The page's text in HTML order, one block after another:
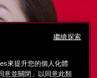
來提升您的個人化體
意並關閉」以同意此類
繼續探索